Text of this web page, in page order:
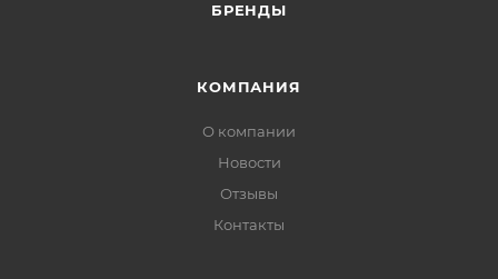
БРЕНДЫ
КОМПАНИЯ
О компании
Новости
Отзывы
Контакты